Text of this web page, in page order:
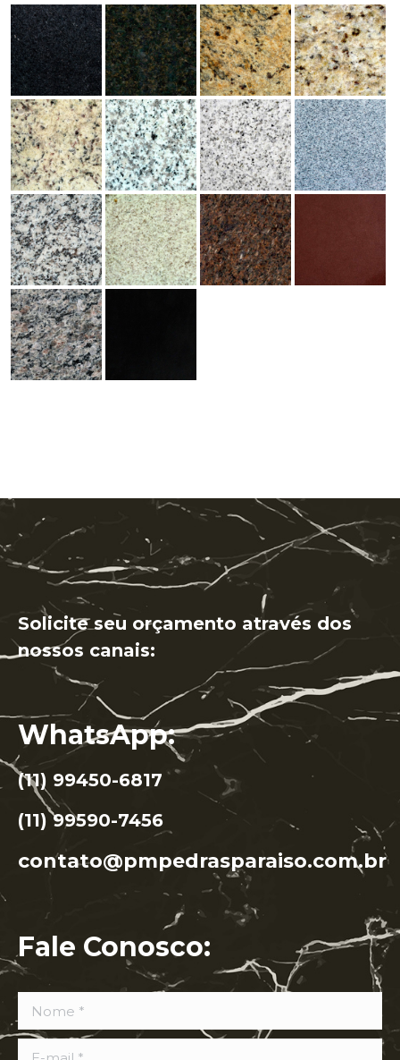
Solicite seu orçamento através dos
nossos canais:
WhatsApp:
(11) 99450-6817
(11) 99590-7456
contato@pmpedrasparaiso.com.br
Fale Conosco:
Nome *
E-mail *